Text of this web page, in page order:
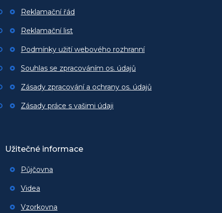
Reklamační řád
Reklamační list
Podmínky užití webového rozhranní
Souhlas se zpracováním os. údajů
Zásady zpracování a ochrany os. údajů
Zásady práce s vašimi údaji
Užitečné informace
Půjčovna
Videa
Vzorkovna